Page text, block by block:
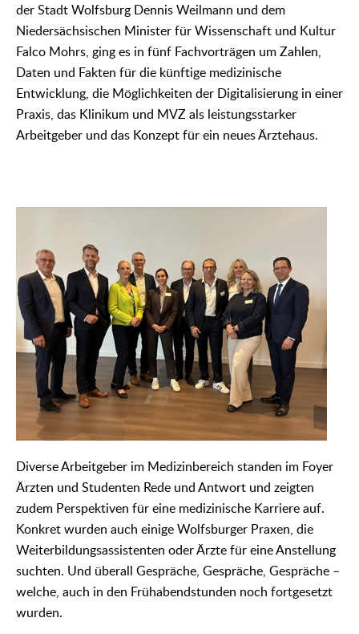
der Stadt Wolfsburg Dennis Weilmann und dem
Niedersächsischen Minister für Wissenschaft und Kultur
Falco Mohrs, ging es in fünf Fachvorträgen um Zahlen,
Daten und Fakten für die künftige medizinische
Entwicklung, die Möglichkeiten der Digitalisierung in einer
Praxis, das Klinikum und MVZ als leistungsstarker
Arbeitgeber und das Konzept für ein neues Ärztehaus.
Diverse Arbeitgeber im Medizinbereich standen im Foyer
Ärzten und Studenten Rede und Antwort und zeigten
zudem Perspektiven für eine medizinische Karriere auf.
Konkret wurden auch einige Wolfsburger Praxen, die
Weiterbildungsassistenten oder Ärzte für eine Anstellung
suchten. Und überall Gespräche, Gespräche, Gespräche –
welche, auch in den Frühabendstunden noch fortgesetzt
wurden.